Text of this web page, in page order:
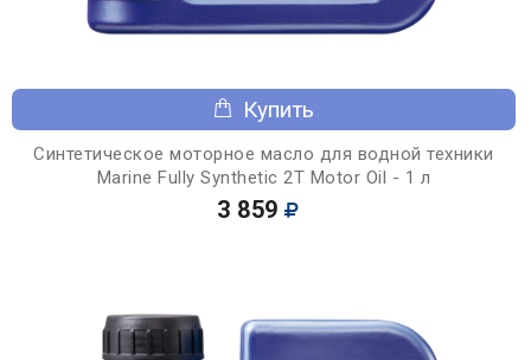
Купить
Синтетическое моторное масло для водной техники
Marine Fully Synthetic 2T Motor Oil - 1 л
3 859